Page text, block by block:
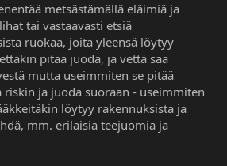
metsästämällä eläimiä ja
tai vastaavasti etsiä
ruokaa, joita yleensä löytyy
pitää juoda, ja vettä saa
mutta useimmiten se pitää
ja juoda suoraan - useimmiten
löytyy rakennuksista ja
mm. erilaisia teejuomia ja